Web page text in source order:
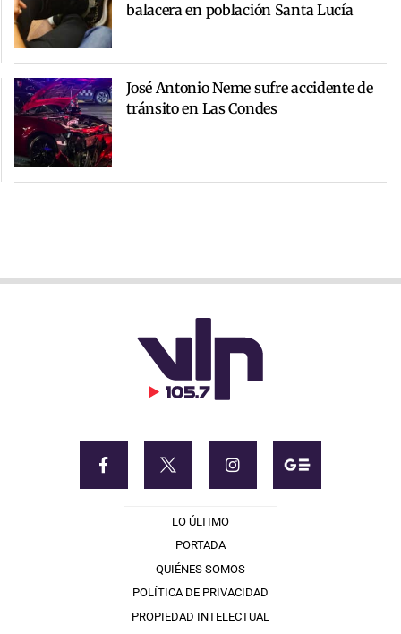
balacera en población Santa Lucía
José Antonio Neme sufre accidente de
tránsito en Las Condes
LO ÚLTIMO
PORTADA
QUIÉNES SOMOS
POLÍTICA DE PRIVACIDAD
PROPIEDAD INTELECTUAL